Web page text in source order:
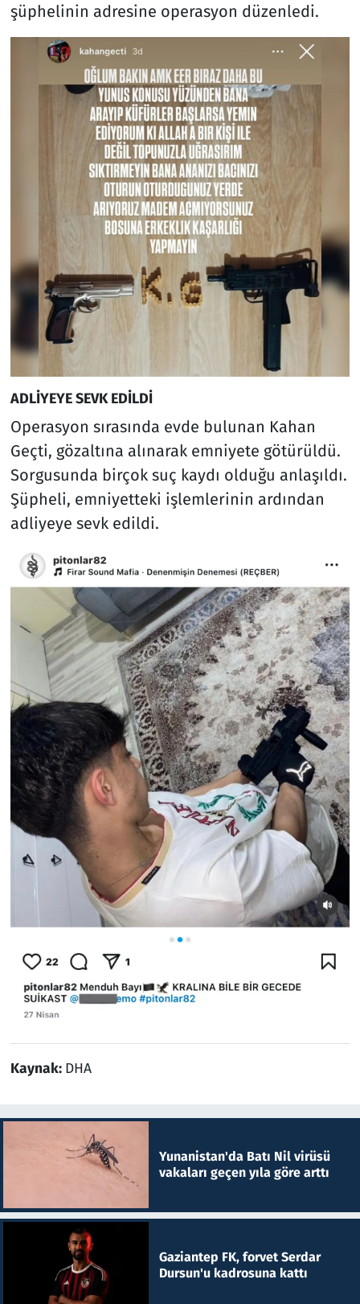
şüphelinin adresine operasyon düzenledi.
ADLİYEYE SEVK EDİLDİ
Operasyon sırasında evde bulunan Kahan
Geçti, gözaltına alınarak emniyete götürüldü.
Sorgusunda birçok suç kaydı olduğu anlaşıldı.
Şüpheli, emniyetteki işlemlerinin ardından
adliyeye sevk edildi.
Kaynak: DHA
Yunanistan'da Batı Nil virüsü
vakaları geçen yıla göre arttı
Gaziantep FK, forvet Serdar
Dursun'u kadrosuna kattı